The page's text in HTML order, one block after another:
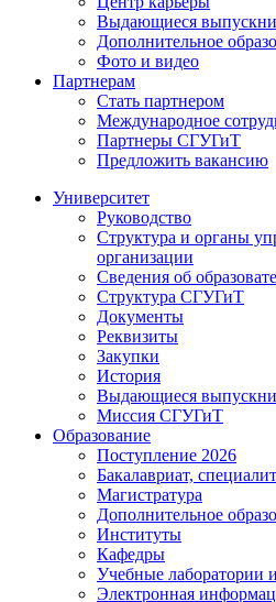
Выдающиеся
Дополнительное
Фото и видео
Партнерам
Стать партнером
Международное
Партнеры СГУГиТ
Предложить вакансию
Университет
Руководство
Структура и органы
организации
Сведения об
Структура СГУГиТ
Документы
Реквизиты
Закупки
История
Выдающиеся
Миссия СГУГиТ
Образование
Поступление 2026
Бакалавриат,
Магистратура
Дополнительное
Институты
Кафедры
Учебные лаборатории
Электронная